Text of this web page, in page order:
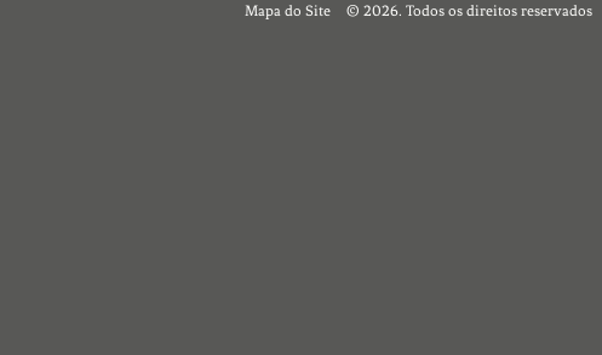
Mapa do Site © 2026. Todos os direitos reservados